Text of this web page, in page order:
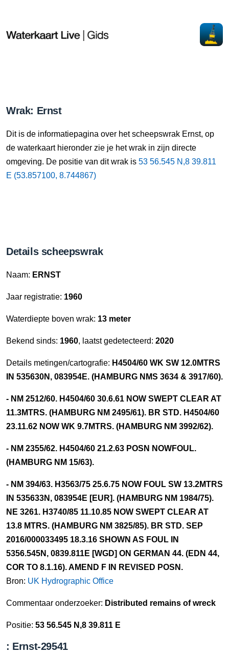
Wrak: Ernst
Dit is de informatiepagina over het scheepswrak Ernst, op
de waterkaart hieronder zie je het wrak in zijn directe
omgeving. De positie van dit wrak is 53 56.545 N,8 39.811
E (53.857100, 8.744867)
Details scheepswrak
Naam: ERNST
Jaar registratie: 1960
Waterdiepte boven wrak: 13 meter
Bekend sinds: 1960, laatst gedetecteerd: 2020
Details metingen/cartografie: H4504/60 WK SW 12.0MTRS
IN 535630N, 083954E. (HAMBURG NMS 3634 & 3917/60).
- NM 2512/60. H4504/60 30.6.61 NOW SWEPT CLEAR AT
11.3MTRS. (HAMBURG NM 2495/61). BR STD. H4504/60
23.11.62 NOW WK 9.7MTRS. (HAMBURG NM 3992/62).
- NM 2355/62. H4504/60 21.2.63 POSN NOWFOUL.
(HAMBURG NM 15/63).
- NM 394/63. H3563/75 25.6.75 NOW FOUL SW 13.2MTRS
IN 535633N, 083954E [EUR]. (HAMBURG NM 1984/75).
NE 3261. H3740/85 11.10.85 NOW SWEPT CLEAR AT
13.8 MTRS. (HAMBURG NM 3825/85). BR STD. SEP
2016/000033495 18.3.16 SHOWN AS FOUL IN
5356.545N, 0839.811E [WGD] ON GERMAN 44. (EDN 44,
COR TO 8.1.16). AMEND F IN REVISED POSN.
Bron: UK Hydrographic Office
Commentaar onderzoeker: Distributed remains of wreck
Positie: 53 56.545 N,8 39.811 E
: Ernst-29541